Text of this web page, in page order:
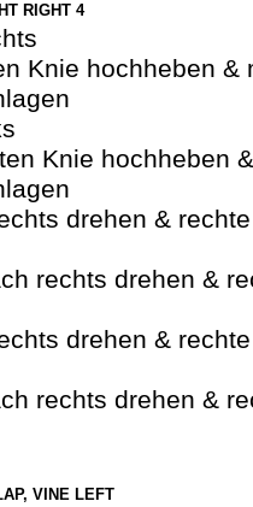
RIGHT 4
Knie hochheben &
Knie hochheben
drehen &
rechts drehen &
drehen &
rechts drehen &
VINE LEFT